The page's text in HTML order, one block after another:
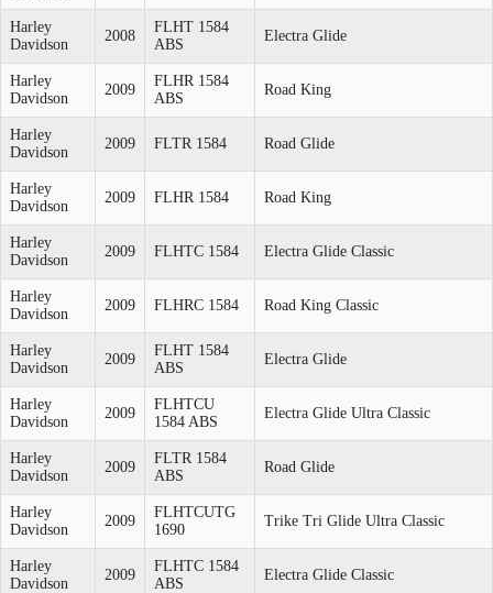
Harley
Davidson
2008
FLHT 1584
ABS
Electra Glide
Harley
Davidson
2009
FLHR 1584
ABS
Road King
Harley
Davidson
2009 FLTR 1584 Road Glide
Harley
Davidson
2009 FLHR 1584 Road King
Harley
Davidson
2009 FLHTC 1584 Electra Glide Classic
Harley
Davidson
2009 FLHRC 1584 Road King Classic
Harley
Davidson
2009
FLHT 1584
ABS
Electra Glide
Harley
Davidson
2009
FLHTCU
1584 ABS
Electra Glide Ultra Classic
Harley
Davidson
2009
FLTR 1584
ABS
Road Glide
Harley
Davidson
2009
FLHTCUTG
1690
Trike Tri Glide Ultra Classic
Harley
Davidson
2009
FLHTC 1584
ABS
Electra Glide Classic